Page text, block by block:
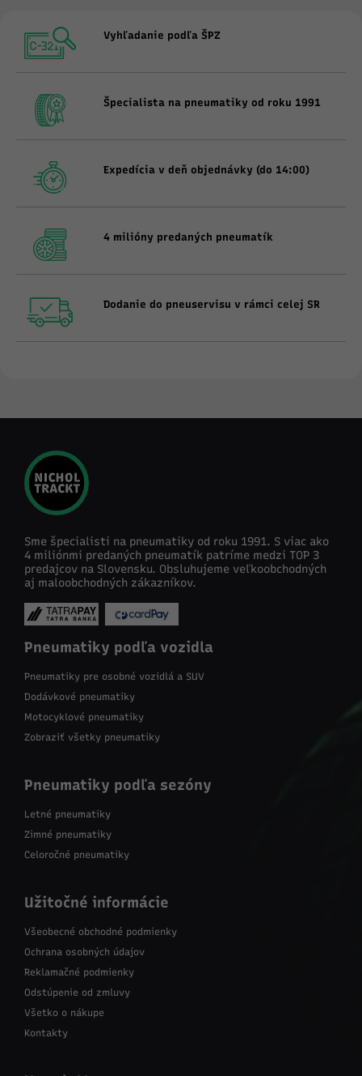
Vyhľadanie podľa ŠPZ
Špecialista na pneumatiky od roku 1991
Expedícia v deň objednávky (do 14:00)
4 milióny predaných pneumatík
Dodanie do pneuservisu v rámci celej SR
Sme špecialisti na pneumatiky od roku 1991. S viac ako
4 miliónmi predaných pneumatík patríme medzi TOP 3
predajcov na Slovensku. Obsluhujeme veľkoobchodných
aj maloobchodných zákazníkov.
Pneumatiky podľa vozidla
Pneumatiky pre osobné vozidlá a SUV
Dodávkové pneumatiky
Motocyklové pneumatiky
Zobraziť všetky pneumatiky
Pneumatiky podľa sezóny
Letné pneumatiky
Zimné pneumatiky
Celoročné pneumatiky
Užitočné informácie
Všeobecné obchodné podmienky
Ochrana osobných údajov
Reklamačné podmienky
Odstúpenie od zmluvy
Všetko o nákupe
Kontakty